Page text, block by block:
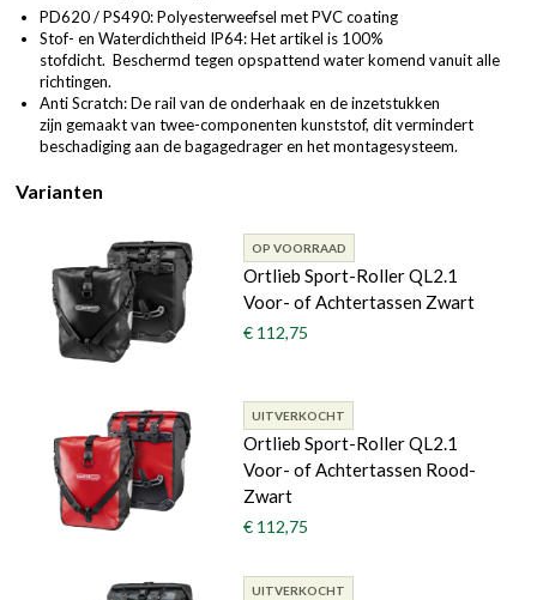
PD620 / PS490: Polyesterweefsel met PVC coating
Stof- en Waterdichtheid IP64: Het artikel is 100%
stofdicht. Beschermd tegen opspattend water komend vanuit alle
richtingen.
Anti Scratch: De rail van de onderhaak en de inzetstukken
zijn gemaakt van twee-componenten kunststof, dit vermindert
beschadiging aan de bagagedrager en het montagesysteem.
Varianten
OP VOORRAAD
Ortlieb Sport-Roller QL2.1
Voor- of Achtertassen Zwart
€ 112,75
UITVERKOCHT
Ortlieb Sport-Roller QL2.1
Voor- of Achtertassen Rood-
Zwart
€ 112,75
UITVERKOCHT